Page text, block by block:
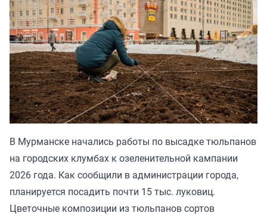
В Мурманске начались работы по высадке тюльпанов
на городских клумбах к озеленительной кампании
2026 года. Как сообщили в администрации города,
планируется посадить почти 15 тыс. луковиц.
Цветочные композиции из тюльпанов сортов